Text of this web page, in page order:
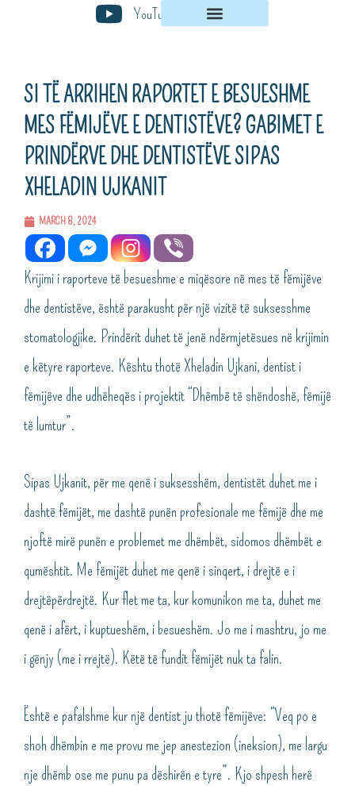
YouTube
SI TË ARRIHEN RAPORTET E BESUESHME
MES FËMIJËVE E DENTISTËVE? GABIMET E
PRINDËRVE DHE DENTISTËVE SIPAS
XHELADIN UJKANIT
MARCH 8, 2024
Krijimi i raporteve të besueshme e miqësore në mes të fëmijëve
dhe dentistëve, është parakusht për një vizitë të suksesshme
stomatologjike. Prindërit duhet të jenë ndërmjetësues në krijimin
e këtyre raporteve. Kështu thotë Xheladin Ujkani, dentist i
fëmijëve dhe udhëheqës i projektit “Dhëmbë të shëndoshë, fëmijë
të lumtur”.
Sipas Ujkanit, për me qenë i suksesshëm, dentistët duhet me i
dashtë fëmijët, me dashtë punën profesionale me fëmijë dhe me
njoftë mirë punën e problemet me dhëmbët, sidomos dhëmbët e
qumështit. Me fëmijët duhet me qenë i sinqert, i drejtë e i
drejtëpërdrejtë. Kur flet me ta, kur komunikon me ta, duhet me
qenë i afërt, i kuptueshëm, i besueshëm. Jo me i mashtru, jo me
i gënjy (me i rrejtë). Këtë të fundit fëmijët nuk ta falin.
Është e pafalshme kur një dentist ju thotë fëmijëve: “Veq po e
shoh dhëmbin e me provu me jep anestezion (ineksion), me largu
nje dhëmb ose me punu pa dëshirën e tyre”. Kjo shpesh herë